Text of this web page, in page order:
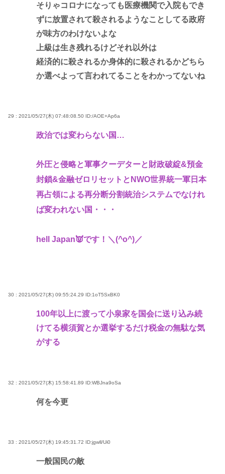
そりゃコロナになっても医療機関で入院もでき
ずに放置されて殺されるようなことしてる政府
が味方のわけないよな
上級は生き残れるけどそれ以外は
経済的に殺されるか身体的に殺されるかどちら
か選べよって言われてることをわかってないね
29 : 2021/05/27(木) 07:48:08.50 ID:/AOE+Ap6a
政治では変わらない国…
外圧と侵略と軍事クーデターと財政破綻&預金
封鎖&金融ゼロリセットとNWO世界統一軍日本
再占領による再分断分割統治システムでなけれ
ば変われない国・・・
hell Japan👿です！＼(^o^)／
30 : 2021/05/27(木) 09:55:24.29 ID:1oT5SxBK0
100年以上に渡って小泉家を国会に送り込み続
けてる横須賀とか選挙するだけ税金の無駄な気
がする
32 : 2021/05/27(木) 15:58:41.89 ID:WBJna9oSa
何を今更
33 : 2021/05/27(木) 19:45:31.72 ID:jgwll/Ui0
一般国民の敵